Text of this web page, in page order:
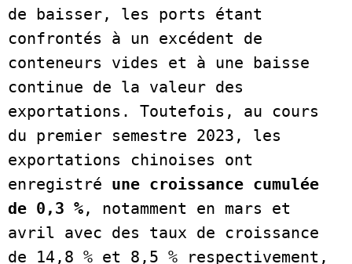
de baisser, les ports étant
confrontés à un excédent de
conteneurs vides et à une baisse
continue de la valeur des
exportations. Toutefois, au cours
du premier semestre 2023, les
exportations chinoises ont
enregistré une croissance cumulée
de 0,3 %, notamment en mars et
avril avec des taux de croissance